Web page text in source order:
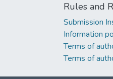
Rules and
Submission
Information
Terms of
Terms of